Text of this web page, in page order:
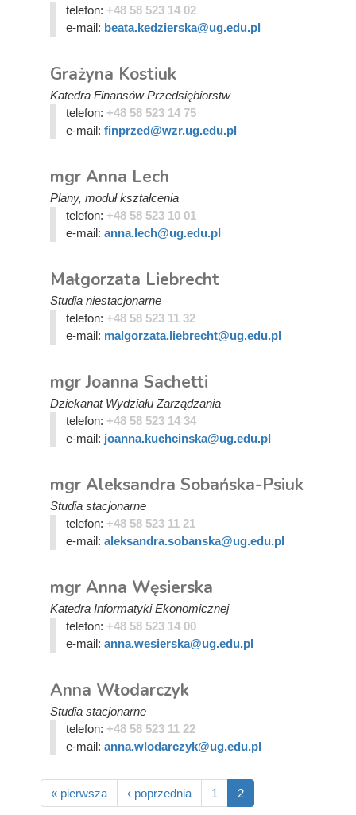
telefon: +48 58 523 14 02
e-mail: beata.kedzierska@ug.edu.pl
Grażyna Kostiuk
Katedra Finansów Przedsiębiorstw
telefon: +48 58 523 14 75
e-mail: finprzed@wzr.ug.edu.pl
mgr Anna Lech
Plany, moduł kształcenia
telefon: +48 58 523 10 01
e-mail: anna.lech@ug.edu.pl
Małgorzata Liebrecht
Studia niestacjonarne
telefon: +48 58 523 11 32
e-mail: malgorzata.liebrecht@ug.edu.pl
mgr Joanna Sachetti
Dziekanat Wydziału Zarządzania
telefon: +48 58 523 14 34
e-mail: joanna.kuchcinska@ug.edu.pl
mgr Aleksandra Sobańska-Psiuk
Studia stacjonarne
telefon: +48 58 523 11 21
e-mail: aleksandra.sobanska@ug.edu.pl
mgr Anna Węsierska
Katedra Informatyki Ekonomicznej
telefon: +48 58 523 14 00
e-mail: anna.wesierska@ug.edu.pl
Anna Włodarczyk
Studia stacjonarne
telefon: +48 58 523 11 22
e-mail: anna.wlodarczyk@ug.edu.pl
« pierwsza ‹ poprzednia 1 2